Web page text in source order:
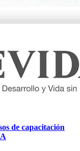
de capacitación